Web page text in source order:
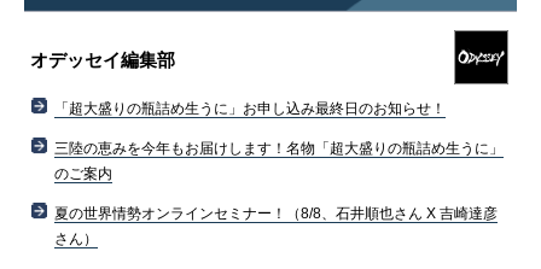
オデッセイ編集部
「超大盛りの瓶詰め生うに」お申し込み最終日のお知らせ！
三陸の恵みを今年もお届けします！名物「超大盛りの瓶詰め生うに」
のご案内
夏の世界情勢オンラインセミナー！（8/8、石井順也さん X 吉崎達彦
さん）